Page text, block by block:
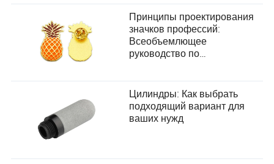
Принципы проектирования
значков профессий:
Всеобъемлющее
руководство по
потребностей пользователей
Цилиндры: Как выбрать
подходящий вариант для
ваших нужд